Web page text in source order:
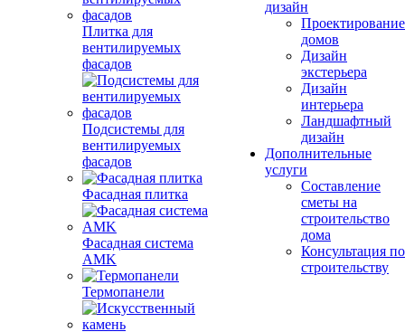
Плитка для
вентилируемых
фасадов
Подсистемы для
вентилируемых
фасадов
Фасадная плитка
Фасадная система
AMK
Термопанели
дизайн
Проектирование
домов
Дизайн
экстерьера
Дизайн
интерьера
Ландшафтный
дизайн
Дополнительные
услуги
Составление
сметы на
строительство
дома
Консультация по
строительству